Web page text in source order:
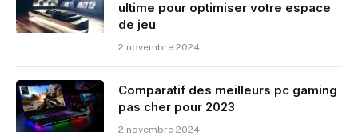
ultime pour optimiser votre espace
de jeu
2 novembre 2024
Comparatif des meilleurs pc gaming
pas cher pour 2023
2 novembre 2024